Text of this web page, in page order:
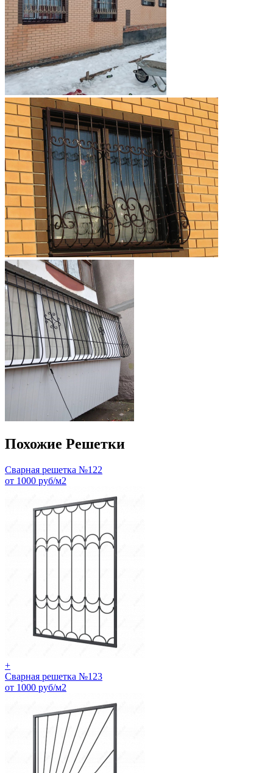
Похожие Решетки
Сварная решетка №122
от 1000 руб/м2
+
Сварная решетка №123
от 1000 руб/м2